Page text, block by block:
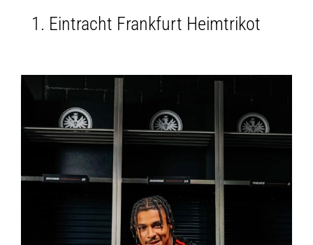
Eintracht Frankfurt Heimtrikot